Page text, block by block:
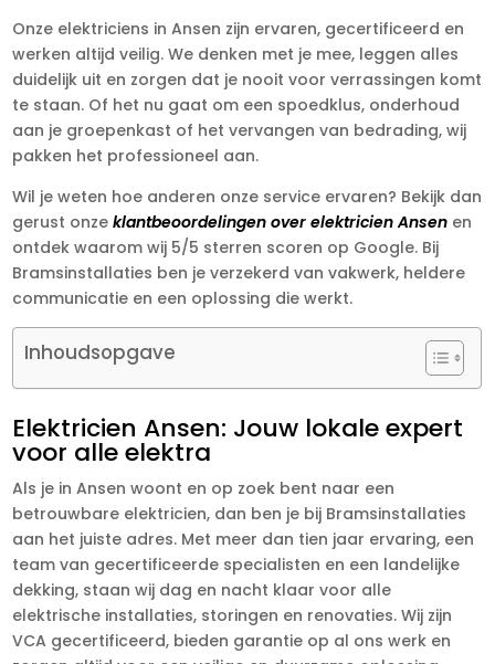
Onze elektriciens in Ansen zijn ervaren, gecertificeerd en
werken altijd veilig. We denken met je mee, leggen alles
duidelijk uit en zorgen dat je nooit voor verrassingen komt
te staan. Of het nu gaat om een spoedklus, onderhoud
aan je groepenkast of het vervangen van bedrading, wij
pakken het professioneel aan.
Wil je weten hoe anderen onze service ervaren? Bekijk dan
gerust onzeklantbeoordelingen over elektricien Ansen en
ontdek waarom wij 5/5 sterren scoren op Google. Bij
Bramsinstallaties ben je verzekerd van vakwerk, heldere
communicatie en een oplossing die werkt.
Inhoudsopgave
Elektricien Ansen: Jouw lokale expert
voor alle elektra
Als je in Ansen woont en op zoek bent naar een
betrouwbare elektricien, dan ben je bij Bramsinstallaties
aan het juiste adres. Met meer dan tien jaar ervaring, een
team van gecertificeerde specialisten en een landelijke
dekking, staan wij dag en nacht klaar voor alle
elektrische installaties, storingen en renovaties. Wij zijn
VCA gecertificeerd, bieden garantie op al ons werk en